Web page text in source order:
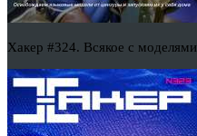
Хакер #324. Всякое с моделями